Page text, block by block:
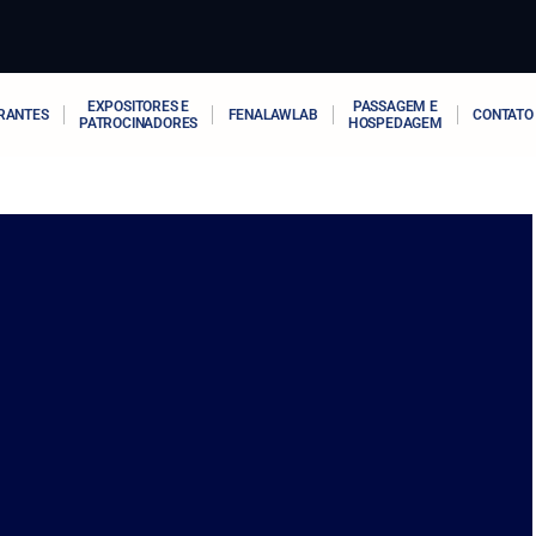
EXPOSITORES E
PATROCINADORES
FENALAWLAB
PASSAGEM E
HOSPEDAGEM
CONTATO